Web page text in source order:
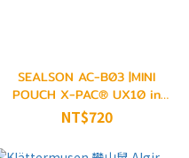
SEALSON AC-B03 |MINI
POUCH X-PAC® UX10 in
Ghost White 26SS
NT$720